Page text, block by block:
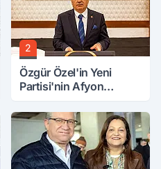
2
Özgür Özel'in Yeni
Partisi'nin Afyon